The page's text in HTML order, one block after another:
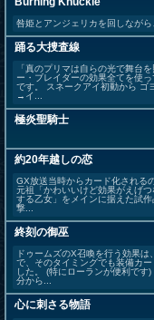
咎姫とアンジェリカを回しなが
踊る大捜査線
「真のプリマは自らの光で舞台
ー・ブレイダーの効果全てを使
です。 スネークアイ初動から
→イ...
極炎聖騎士
約20年越しの恋
GX放送当時からカード化される
元祖「かわいいけど効果がえげ
する乙女」をメインに据えた
撃...
終刻の御巫
ドゥームズのX召喚を行う効果
で、そのタイミングでも装備カ
した。 (特にローランが便利です
分から...
心に刺さる物語